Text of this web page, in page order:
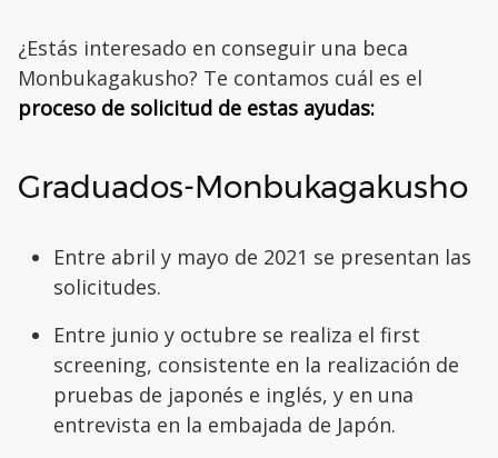
¿Estás interesado en conseguir una beca
Monbukagakusho? Te contamos cuál es el
proceso de solicitud de estas ayudas:
Graduados-Monbukagakusho
Entre abril y mayo de 2021 se presentan las
solicitudes.
Entre junio y octubre se realiza el first
screening, consistente en la realización de
pruebas de japonés e inglés, y en una
entrevista en la embajada de Japón.